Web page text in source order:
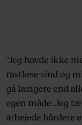
"Jeg havde ikke
rastløse sind og
gå længere end
egen måde. Jeg
arbejede hårdere